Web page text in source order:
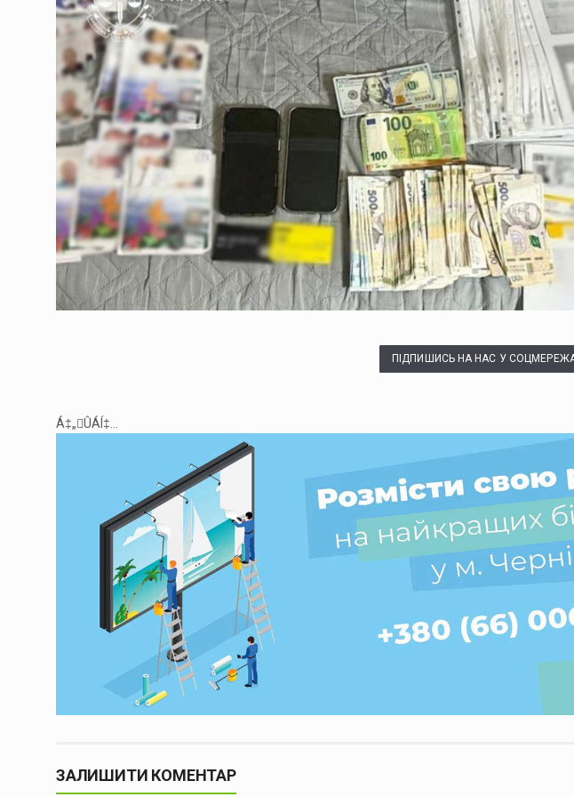
06.08.2026 | 11:22 У Чернівцях звільнили водія автобуса №14 за
06.08.2026 | 11:22 Штормове попередження на Буковині: синоптики
06.08.2026 | 11:22 Збив велосипедиста під дією наркотиків: у
ПІДПИШИСЬ НА НАС У
Á‡„ÛÁÍ‡...
ЗАЛИШИТИ КОМЕНТАР